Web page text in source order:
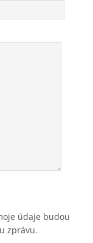
údaje budou
zprávu.